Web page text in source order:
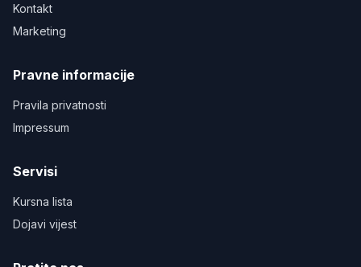
Kontakt
Marketing
Pravne informacije
Pravila privatnosti
Impressum
Servisi
Kursna lista
Dojavi vijest